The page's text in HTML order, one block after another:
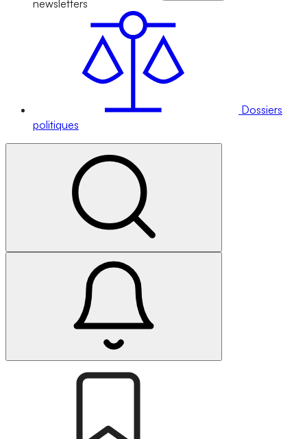
newsletters
Dossiers
politiques